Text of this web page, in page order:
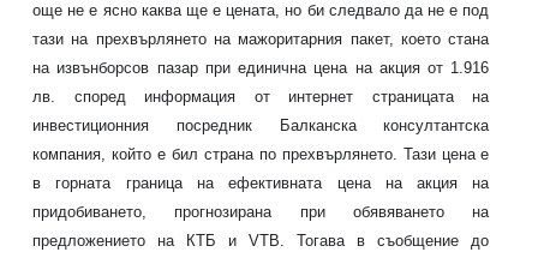
още не е ясно каква ще е цената, но би следвало да не е под
тази на прехвърлянето на мажоритарния пакет, което стана
на извънборсов пазар при единична цена на акция от 1.916
лв. според информация от интернет страницата на
инвестиционния посредник Балканска консултантска
компания, който е бил страна по прехвърлянето. Тази цена е
в горната граница на ефективната цена на акция на
придобиването, прогнозирана при обявяването на
предложението на КТБ и VTB. Тогава в съобщение до